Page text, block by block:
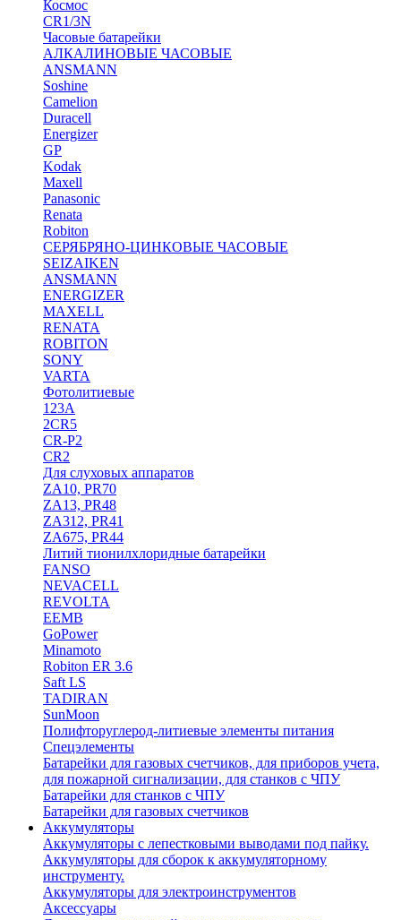
Космос
CR1/3N
Часовые батарейки
АЛКАЛИНОВЫЕ ЧАСОВЫЕ
ANSMANN
Soshine
Camelion
Duracell
Energizer
GP
Kodak
Maxell
Panasonic
Renata
Robiton
СЕРЯБРЯНО-ЦИНКОВЫЕ ЧАСОВЫЕ
SEIZAIKEN
ANSMANN
ENERGIZER
MAXELL
RENATA
ROBITON
SONY
VARTA
Фотолитиевые
123A
2CR5
CR-P2
CR2
Для слуховых аппаратов
ZA10, PR70
ZA13, PR48
ZA312, PR41
ZA675, PR44
Литий тионилхлоридные батарейки
FANSO
NEVACELL
REVOLTA
EEMB
GoPower
Minamoto
Robiton ER 3.6
Saft LS
TADIRAN
SunMoon
Полифторуглерод-литиевые элементы питания
Спецэлементы
Батарейки для газовых счетчиков, для приборов учета,
для пожарной сигнализации, для станков с ЧПУ
Батарейки для станков с ЧПУ
Батарейки для газовых счетчиков
Аккумуляторы
Аккумуляторы с лепестковыми выводами под пайку.
Аккумуляторы для сборок к аккумуляторному
инструменту.
Аккумуляторы для электроинструментов
Аксессуары